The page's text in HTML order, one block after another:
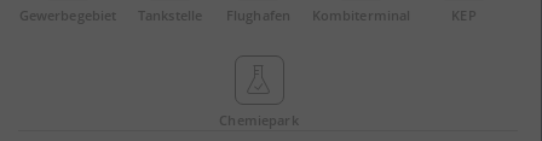
Gewerbe­gebiet Tankstelle Flughafen Kombi­terminal KEP
Chemie­park